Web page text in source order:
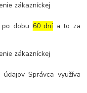
zákazníckej
dobu 60 dnía to za
zákazníckej
Správca využíva